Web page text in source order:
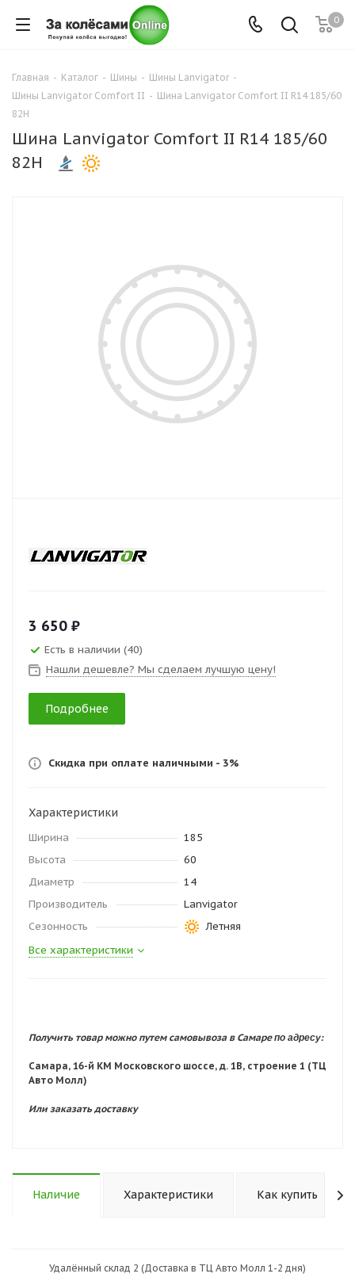
0
Главная - Каталог - Шины - Шины Lanvigator -
Шины Lanvigator Comfort II - Шина Lanvigator Comfort II R14 185/60
82H
Шина Lanvigator Comfort II R14 185/60
82H
3 650 ₽
Есть в наличии (40)
Нашли дешевле? Мы сделаем лучшую цену!
Подробнее
Скидка при оплате наличными - 3%
Характеристики
Ширина
185
Высота
60
Диаметр
14
Производитель
Lanvigator
Сезонность
Летняя
Все характеристики
Получить товар можно путем самовывоза в Самарепо адресу:
Самара, 16-й КМ Московского шоссе, д. 1В, строение 1 (ТЦ
Авто Молл)
Или заказать доставку
Наличие Характеристики Как купить
Удалённый склад 2 (Доставка в ТЦ Авто Молл 1-2 дня)